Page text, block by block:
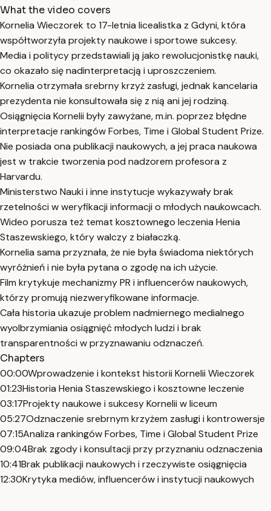
What the video covers
Kornelia Wieczorek to 17-letnia licealistka z Gdyni, która
współtworzyła projekty naukowe i sportowe sukcesy.
Media i politycy przedstawiali ją jako rewolucjonistkę nauki,
co okazało się nadinterpretacją i uproszczeniem.
Kornelia otrzymała srebrny krzyż zasługi, jednak kancelaria
prezydenta nie konsultowała się z nią ani jej rodziną.
Osiągnięcia Kornelii były zawyżane, m.in. poprzez błędne
interpretacje rankingów Forbes, Time i Global Student Prize.
Nie posiada ona publikacji naukowych, a jej praca naukowa
jest w trakcie tworzenia pod nadzorem profesora z
Harvardu.
Ministerstwo Nauki i inne instytucje wykazywały brak
rzetelności w weryfikacji informacji o młodych naukowcach.
Wideo porusza też temat kosztownego leczenia Henia
Staszewskiego, który walczy z białaczką.
Kornelia sama przyznała, że nie była świadoma niektórych
wyróżnień i nie była pytana o zgodę na ich użycie.
Film krytykuje mechanizmy PR i influencerów naukowych,
którzy promują niezweryfikowane informacje.
Cała historia ukazuje problem nadmiernego medialnego
wyolbrzymiania osiągnięć młodych ludzi i brak
transparentności w przyznawaniu odznaczeń.
Chapters
00:00Wprowadzenie i kontekst historii Kornelii Wieczorek
01:23Historia Henia Staszewskiego i kosztowne leczenie
03:17Projekty naukowe i sukcesy Kornelii w liceum
05:27Odznaczenie srebrnym krzyżem zasługi i kontrowersje
07:15Analiza rankingów Forbes, Time i Global Student Prize
09:04Brak zgody i konsultacji przy przyznaniu odznaczenia
10:41Brak publikacji naukowych i rzeczywiste osiągnięcia
12:30Krytyka mediów, influencerów i instytucji naukowych